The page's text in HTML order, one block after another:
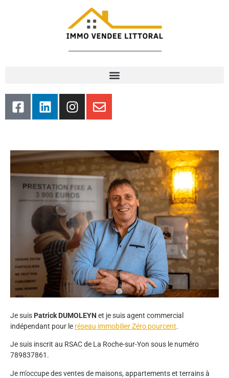
Je suis Patrick DUMOLEYN et je suis agent commercial
indépendant pour le réseau immobilier Zéro pourcent.
Je suis inscrit au RSAC de La Roche-sur-Yon sous le numéro
789837861.
Je m’occupe des ventes de maisons, appartements et terrains à